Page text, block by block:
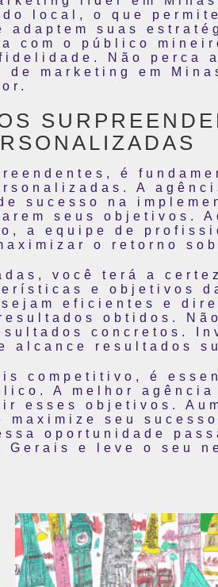
local, o que
suas
com o público
Não perca
de marketing em
é
A
sucesso na
seus objetivos.
a equipe de
o retorno
você terá a
e objetivos
eficientes e
obtidos.
concretos.
alcance resultados
competitivo, é
A melhor
esses objetivos.
seu
oportunidade
Gerais e leve o seu